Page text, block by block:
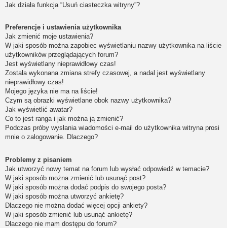
Jak działa funkcja “Usuń ciasteczka witryny”?
Preferencje i ustawienia użytkownika
Jak zmienić moje ustawienia?
W jaki sposób można zapobiec wyświetlaniu nazwy użytkownika na liście
użytkowników przeglądających forum?
Jest wyświetlany nieprawidłowy czas!
Została wykonana zmiana strefy czasowej, a nadal jest wyświetlany
nieprawidłowy czas!
Mojego języka nie ma na liście!
Czym są obrazki wyświetlane obok nazwy użytkownika?
Jak wyświetlić awatar?
Co to jest ranga i jak można ją zmienić?
Podczas próby wysłania wiadomości e-mail do użytkownika witryna prosi
mnie o zalogowanie. Dlaczego?
Problemy z pisaniem
Jak utworzyć nowy temat na forum lub wysłać odpowiedź w temacie?
W jaki sposób można zmienić lub usunąć post?
W jaki sposób można dodać podpis do swojego posta?
W jaki sposób można utworzyć ankietę?
Dlaczego nie można dodać więcej opcji ankiety?
W jaki sposób zmienić lub usunąć ankietę?
Dlaczego nie mam dostępu do forum?